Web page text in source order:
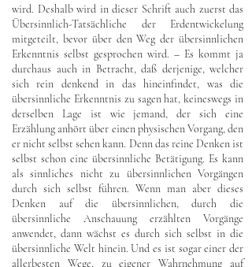
wird. Deshalb wird in dieser Schrift auch zuerst das
Übersinnlich-Tatsächliche der Erdentwickelung
mitgeteilt, bevor über den Weg der übersinnlichen
Erkenntnis selbst gesprochen wird. – Es kommt ja
durchaus auch in Betracht, daß derjenige, welcher
sich rein denkend in das hineinfindet, was die
übersinnliche Erkenntnis zu sagen hat, keineswegs in
derselben Lage ist wie jemand, der sich eine
Erzählung anhört über einen physischen Vorgang, den
er nicht selbst sehen kann. Denn das reine Denken ist
selbst schon eine übersinnliche Betätigung. Es kann
als sinnliches nicht zu übersinnlichen Vorgängen
durch sich selbst führen. Wenn man aber dieses
Denken auf die übersinnlichen, durch die
übersinnliche Anschauung erzählten Vorgänge
anwendet, dann wächst es durch sich selbst in die
übersinnliche Welt hinein. Und es ist sogar einer der
allerbesten Wege, zu eigener Wahrnehmung auf